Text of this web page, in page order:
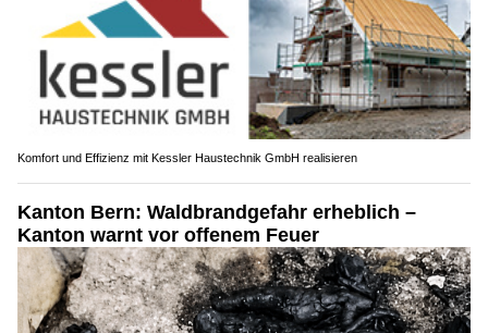
Komfort und Effizienz mit Kessler Haustechnik GmbH realisieren
Kanton Bern: Waldbrandgefahr erheblich –
Kanton warnt vor offenem Feuer